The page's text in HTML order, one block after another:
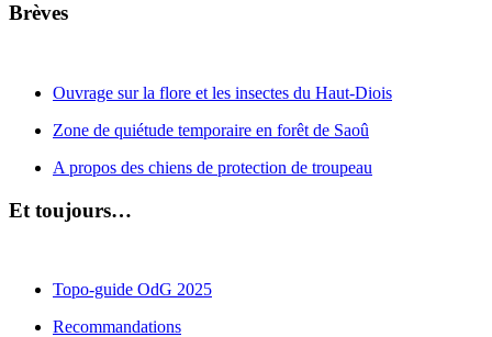
Brèves
Ouvrage sur la flore et les insectes du Haut-Diois
Zone de quiétude temporaire en forêt de Saoû
A propos des chiens de protection de troupeau
Et toujours…
Topo-guide OdG 2025
Recommandations